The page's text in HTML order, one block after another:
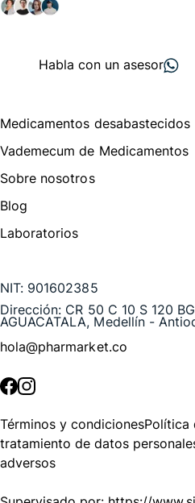
Habla con un asesor
Medicamentos desabastecidos
Vademecum de Medicamentos
Sobre nosotros
Blog
Laboratorios
NIT: 901602385
Dirección: CR 50 C 10 S 120
AGUACATALA, Medellín -
hola@pharmarket.co
Términos y condicionesPolítica
tratamiento de datos
adversos